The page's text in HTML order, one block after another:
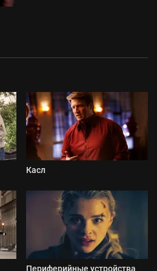
Касл
Периферийные устройства